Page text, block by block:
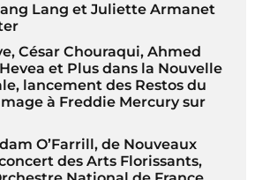
Lang et Juliette Armanet
César Chouraqui, Ahmed
et Plus dans la Nouvelle
lancement des Restos du
à Freddie Mercury sur
O’Farrill, de Nouveaux
des Arts Florissants,